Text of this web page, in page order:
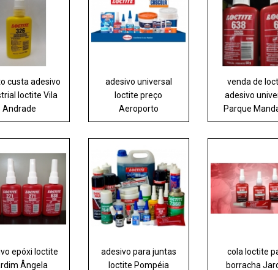
custa adesivo
loctite Vila
Andrade
adesivo universal
loctite preço
Aeroporto
venda de
adesivo
Parque
epóxi loctite
Ângela
adesivo para juntas
loctite Pompéia
cola loctite
borracha